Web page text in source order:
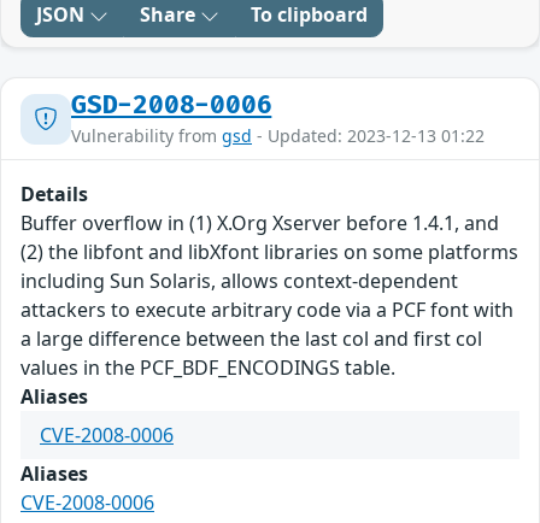
JSON Share To clipboard
GSD-2008-0006
Vulnerability from gsd - Updated: 2023-12-13 01:22
Details
Buffer overflow in (1) X.Org Xserver before 1.4.1, and
(2) the libfont and libXfont libraries on some platforms
including Sun Solaris, allows context-dependent
attackers to execute arbitrary code via a PCF font with
a large difference between the last col and first col
values in the PCF_BDF_ENCODINGS table.
Aliases
CVE-2008-0006
Aliases
CVE-2008-0006